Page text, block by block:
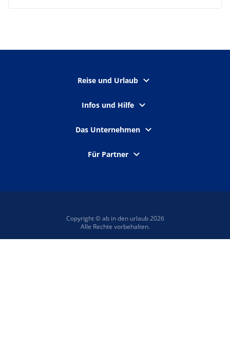
Reise und Urlaub
Infos und Hilfe
Das Unternehmen
Für Partner
Copyright © ab in den urlaub 2026
Alle Rechte vorbehalten.